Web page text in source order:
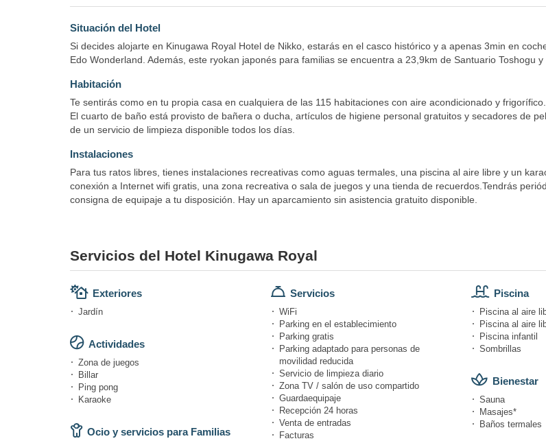
Situación del Hotel
Si decides alojarte en Kinugawa Royal Hotel de Nikko, estarás en el casco histórico y a apenas 3min en
Edo Wonderland. Además, este ryokan japonés para familias se encuentra a 23,9km de Santuario Toshogu
Habitación
Te sentirás como en tu propia casa en cualquiera de las 115 habitaciones con aire acondicionado y
El cuarto de baño está provisto de bañera o ducha, artículos de higiene personal gratuitos y secadores de
de un servicio de limpieza disponible todos los días.
Instalaciones
Para tus ratos libres, tienes instalaciones recreativas como aguas termales, una piscina al aire libre y un
conexión a Internet wifi gratis, una zona recreativa o sala de juegos y una tienda de recuerdos.Tendrás
consigna de equipaje a tu disposición. Hay un aparcamiento sin asistencia gratuito disponible.
Servicios del Hotel Kinugawa Royal
Exteriores
Jardín
Actividades
Zona de juegos
Billar
Ping pong
Karaoke
Ocio y servicios para Familias
Servicios
WiFi
Parking en el establecimiento
Parking gratis
Parking adaptado para personas de
movilidad reducida
Servicio de limpieza diario
Zona TV / salón de uso compartido
Guardaequipaje
Recepción 24 horas
Venta de entradas
Facturas
Piscina
Piscina al aire
Piscina al aire
Piscina infantil
Sombrillas
Bienestar
Sauna
Masajes*
Baños termales